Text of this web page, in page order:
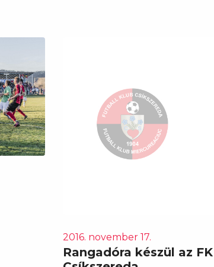
2016. november 17.
Rangadóra készül az FK